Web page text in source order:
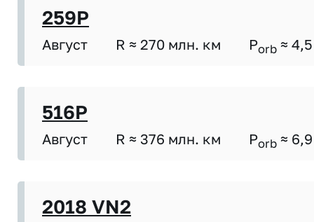
259P
Август R ≈ 270 млн. км Porb ≈ 4,5
516P
Август R ≈ 376 млн. км Porb ≈ 6,9
2018 VN2